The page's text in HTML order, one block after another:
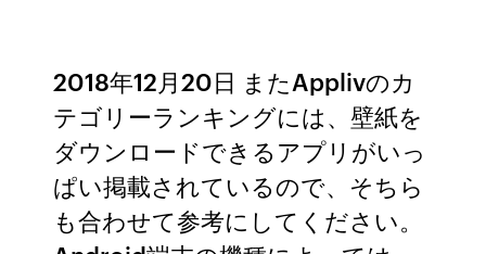
2018年12月20日 またApplivのカ
テゴリーランキングには、壁紙を
ダウンロードできるアプリがいっ
ぱい掲載されているので、そちら
も合わせて参考にしてください。